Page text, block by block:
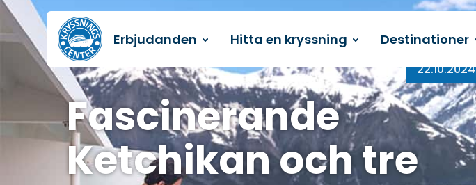
Till startsidan
Erbjudanden Hitta en kryssning Destinationer
22.10.2024
Fascinerande
Ketchikan och tre